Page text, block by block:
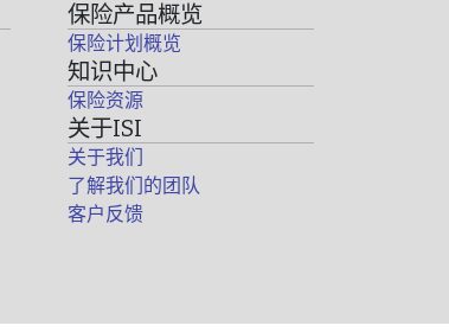
保险产品概览
保险计划概览
知识中心
保险资源
关于ISI
关于我们
了解我们的团队
客户反馈